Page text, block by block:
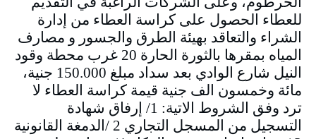
للعطاء الحصول على كراسة العطاء من إدارة
الشراء والتعاقد بهيئة الطرق والجسور و مصارف
المياه بمقرها بالثورة الحارة 20 غرب محطة وقود
النيل شارع الوادي بعد سداد مبلغ 150.000 جنية،
مائة وخمسون الف جنية قيمة كراسة العطاء لا
ترد وفق الشروط الاتية: 1/ إرفاق شهادة
التسجيل من المسجل التجاري 2 /الدمغة القانونية